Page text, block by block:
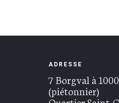
ADRESSE
7 Borgval à
(piétonnier)